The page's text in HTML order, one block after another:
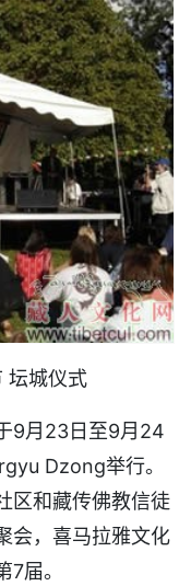
坛城仪式
9月23日至9月24
Dzong举行。
区和藏传佛教信徒
会，喜马拉雅文化
届。